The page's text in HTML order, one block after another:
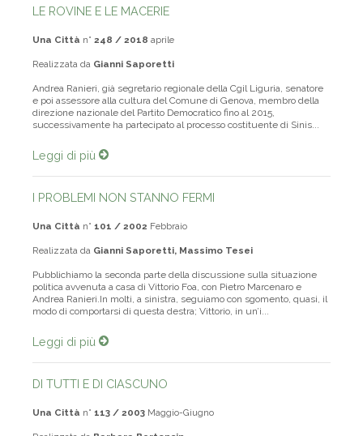
LE ROVINE E LE MACERIE
Una Città n° 248 / 2018 aprile
Realizzata da Gianni Saporetti
Andrea Ranieri, già segretario regionale della Cgil Liguria, senatore
e poi assessore alla cultura del Comune di Genova, membro della
direzione nazionale del Partito Democratico fino al 2015,
successivamente ha partecipato al processo costituente di Sinis...
Leggi di più
I PROBLEMI NON STANNO FERMI
Una Città n° 101 / 2002 Febbraio
Realizzata da Gianni Saporetti, Massimo Tesei
Pubblichiamo la seconda parte della discussione sulla situazione
politica avvenuta a casa di Vittorio Foa, con Pietro Marcenaro e
Andrea Ranieri.In molti, a sinistra, seguiamo con sgomento, quasi, il
modo di comportarsi di questa destra; Vittorio, in un’i...
Leggi di più
DI TUTTI E DI CIASCUNO
Una Città n° 113 / 2003 Maggio-Giugno